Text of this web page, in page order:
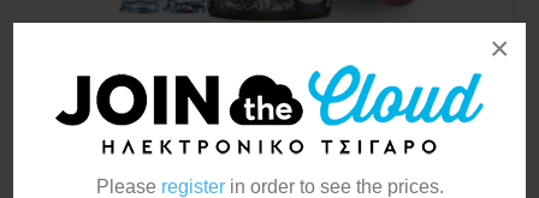
Please registerin order to see the prices.
×
Tattoo Blackwork 20ml/120ml